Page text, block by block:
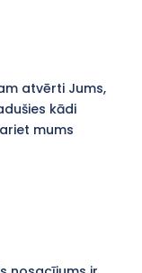
atvērti Jums,
kādi
mums